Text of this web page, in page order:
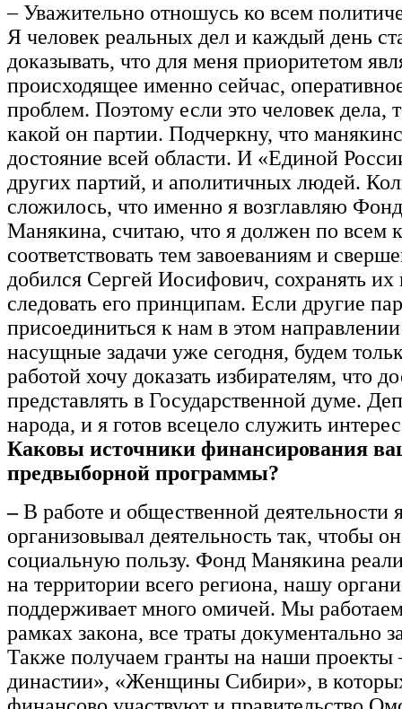
– Уважительно отношусь ко всем
Я человек реальных дел и каждый день
доказывать, что для меня приоритетом
происходящее именно сейчас,
проблем. Поэтому если это человек дела,
какой он партии. Подчеркну, что
достояние всей области. И «Единой
других партий, и аполитичных людей.
сложилось, что именно я возглавляю
Манякина, считаю, что я должен по всем
соответствовать тем завоеваниям и
добился Сергей Иосифович, сохранять
следовать его принципам. Если другие
присоединиться к нам в этом
насущные задачи уже сегодня, будем
работой хочу доказать избирателям, что
представлять в Государственной думе.
народа, и я готов всецело служить
Каковы источники финансирования
предвыборной программы?
–В работе и общественной деятельности
организовывал деятельность так, чтобы
социальную пользу. Фонд Манякина
на территории всего региона, нашу
поддерживает много омичей. Мы
рамках закона, все траты документально
Также получаем гранты на наши проекты
династии», «Женщины Сибири», в